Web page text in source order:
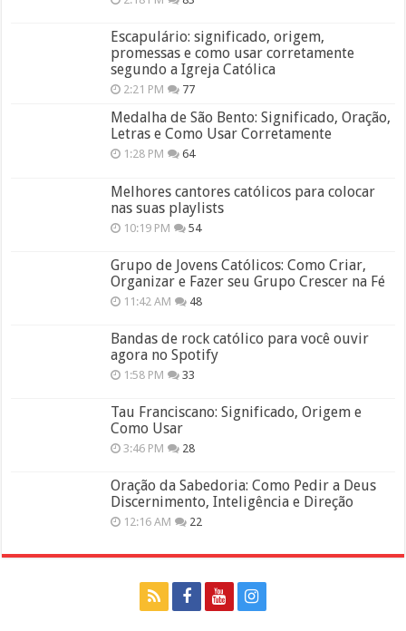
Escapulário: significado, origem,
promessas e como usar corretamente
segundo a Igreja Católica
2:21 PM 77
Medalha de São Bento: Significado, Oração,
Letras e Como Usar Corretamente
1:28 PM 64
Melhores cantores católicos para colocar
nas suas playlists
10:19 PM 54
Grupo de Jovens Católicos: Como Criar,
Organizar e Fazer seu Grupo Crescer na Fé
11:42 AM 48
Bandas de rock católico para você ouvir
agora no Spotify
1:58 PM 33
Tau Franciscano: Significado, Origem e
Como Usar
3:46 PM 28
Oração da Sabedoria: Como Pedir a Deus
Discernimento, Inteligência e Direção
12:16 AM 22